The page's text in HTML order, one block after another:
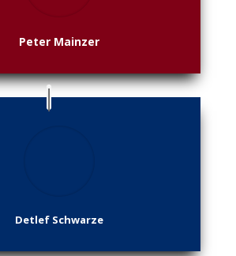
Peter Mainzer
Detlef Schwarze